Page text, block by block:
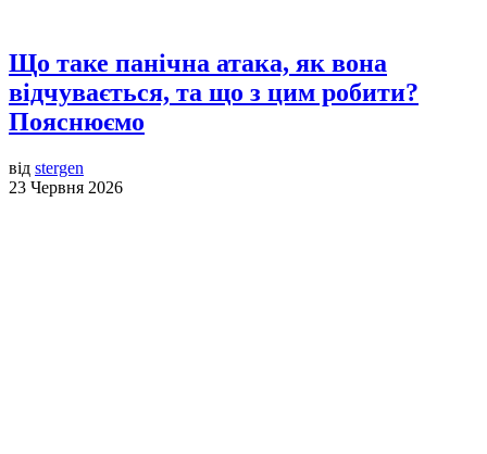
Що таке панічна атака, як вона
відчувається, та що з цим робити?
Пояснюємо
від stergen
23 Червня 2026